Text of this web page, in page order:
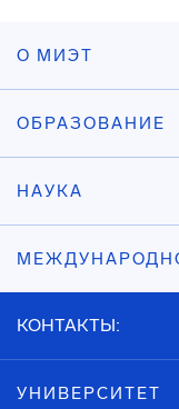
О МИЭТ
ОБРАЗОВАНИЕ
НАУКА
КОНТАКТЫ:
УНИВЕРСИТЕТ